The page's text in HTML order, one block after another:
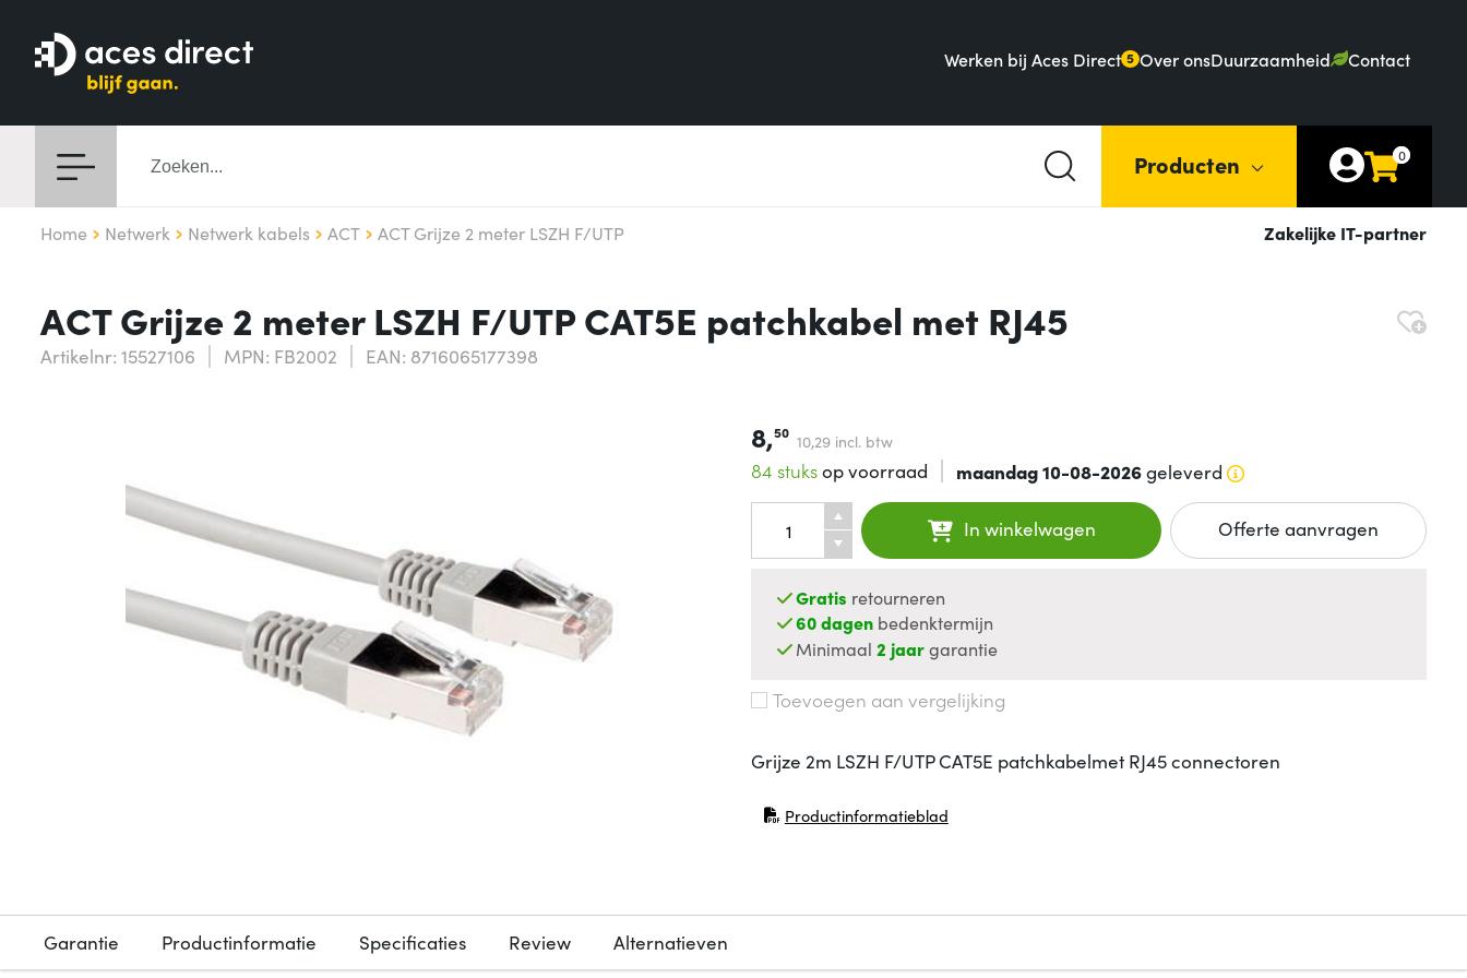
Werken bij Aces Direct 5 Over onsDuurzaamheid Contact
Producten 0
Home Netwerk Netwerk kabels ACT ACT Grijze 2 meter LSZH F/UTP Zakelijke IT-partner
ACT Grijze 2 meter LSZH F/UTP CAT5E patchkabel met RJ45
Artikelnr: 15527106 MPN: FB2002 EAN: 8716065177398
8,50 10,29 incl. btw
84 stuksop voorraad maandag 10-08-2026geleverd
In winkelwagen Offerte aanvragen
Gratis retourneren
60 dagen bedenktermijn
Minimaal2 jaargarantie
Toevoegen aan vergelijking
Grijze 2m LSZH F/UTP CAT5E patchkabelmet RJ45 connectoren
Productinformatieblad
(opent in nieuw venster)
Garantie Productinformatie Specificaties Review Alternatieven